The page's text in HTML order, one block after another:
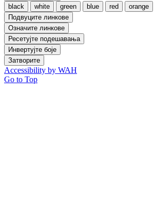
black
white green blue red orange
Подвуците линкове
Означите линкове
Ресетујте подешавања
Инвертујте боје
Затворите
Accessibility by WAH
Go to Top